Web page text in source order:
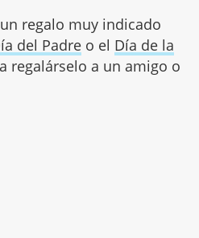
regalo muy indicado
del Padreo el Día de la
regalárselo a un amigo o